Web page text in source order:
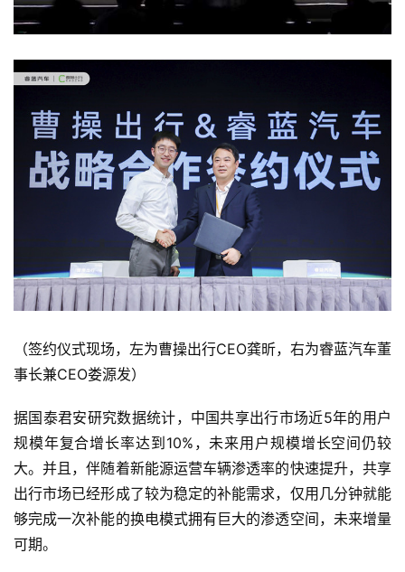
首
页
（签约仪式现场，左为曹操出行CEO龚昕，右为睿蓝汽车董
事长兼CEO娄源发）
据国泰君安研究数据统计，中国共享出行市场近5年的用户
规模年复合增长率达到10%，未来用户规模增长空间仍较
大。并且，伴随着新能源运营车辆渗透率的快速提升，共享
出行市场已经形成了较为稳定的补能需求，仅用几分钟就能
够完成一次补能的换电模式拥有巨大的渗透空间，未来增量
可期。